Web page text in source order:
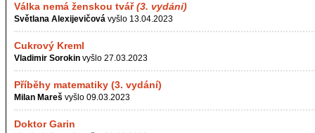
Válka nemá ženskou tvář(3. vydání)
Světlana Alexijevičová vyšlo 13.04.2023
Cukrový Kreml
Vladimir Sorokin vyšlo 27.03.2023
Příběhy matematiky (3. vydání)
Milan Mareš vyšlo 09.03.2023
Doktor Garin